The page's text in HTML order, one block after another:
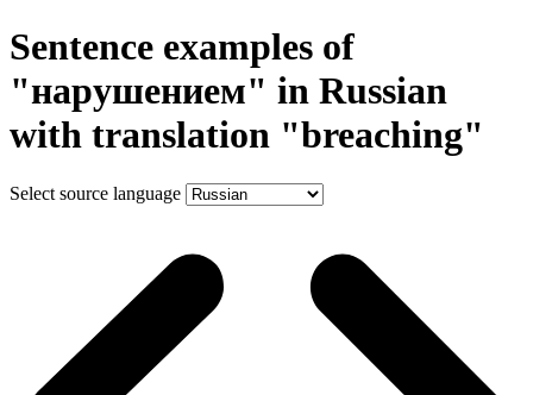
Sentence examples of
"нарушением" in Russian
with translation "breaching"
Select source language